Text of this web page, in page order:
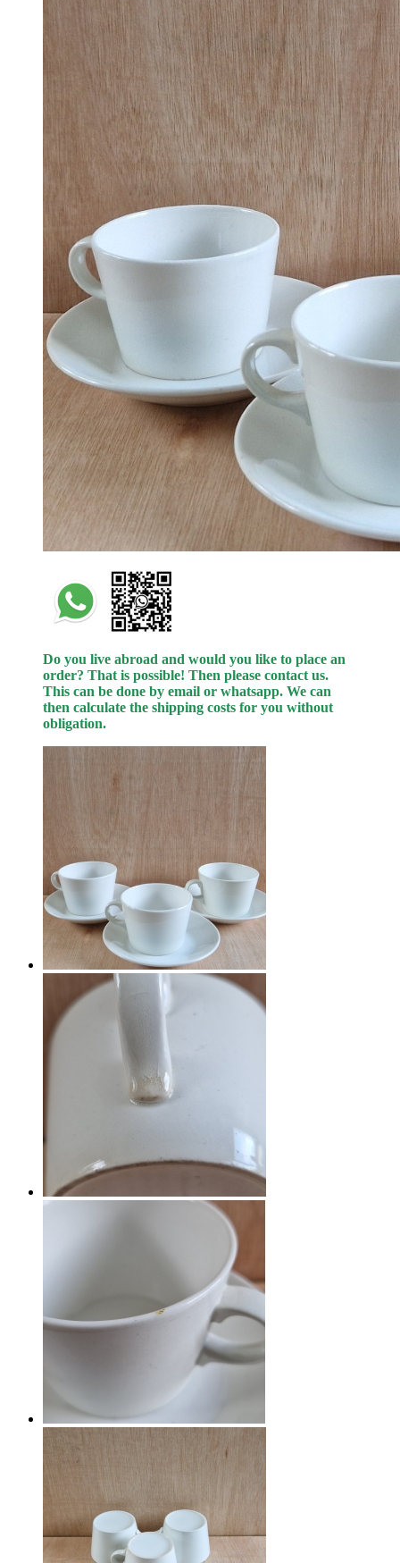
Do you live abroad and would you like to place an
order? That is possible! Then please contact us.
This can be done by email or whatsapp. We can
then calculate the shipping costs for you without
obligation.